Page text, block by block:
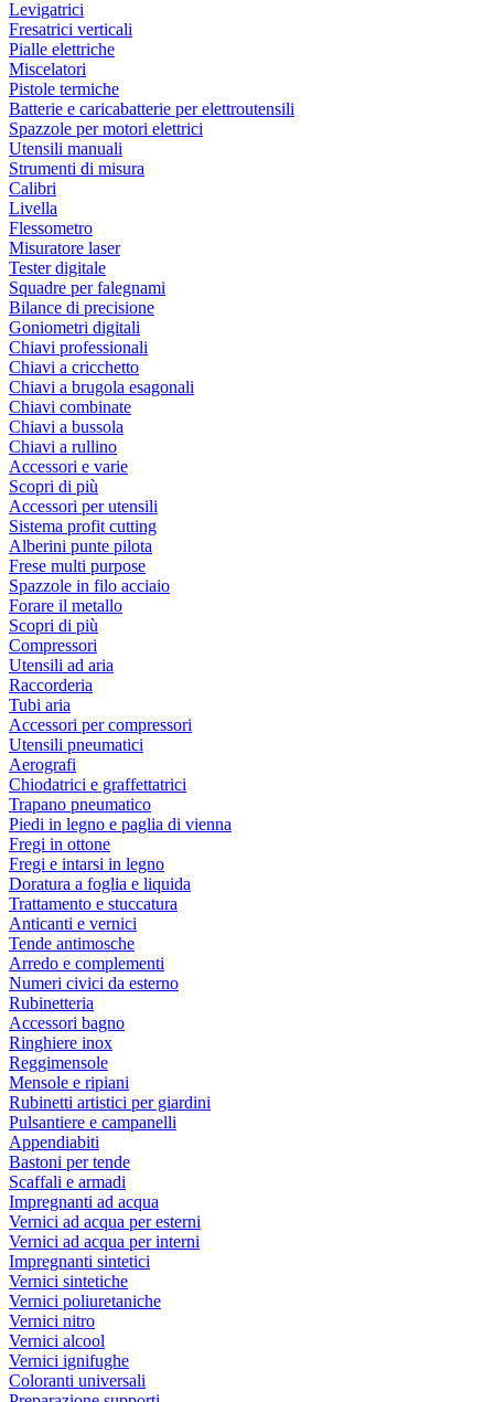
Levigatrici
Fresatrici verticali
Pialle elettriche
Miscelatori
Pistole termiche
Batterie e caricabatterie per elettroutensili
Spazzole per motori elettrici
Utensili manuali
Strumenti di misura
Calibri
Livella
Flessometro
Misuratore laser
Tester digitale
Squadre per falegnami
Bilance di precisione
Goniometri digitali
Chiavi professionali
Chiavi a cricchetto
Chiavi a brugola esagonali
Chiavi combinate
Chiavi a bussola
Chiavi a rullino
Accessori e varie
Scopri di più
Accessori per utensili
Sistema profit cutting
Alberini punte pilota
Frese multi purpose
Spazzole in filo acciaio
Forare il metallo
Scopri di più
Compressori
Utensili ad aria
Raccorderia
Tubi aria
Accessori per compressori
Utensili pneumatici
Aerografi
Chiodatrici e graffettatrici
Trapano pneumatico
Piedi in legno e paglia di vienna
Fregi in ottone
Fregi e intarsi in legno
Doratura a foglia e liquida
Trattamento e stuccatura
Anticanti e vernici
Tende antimosche
Arredo e complementi
Numeri civici da esterno
Rubinetteria
Accessori bagno
Ringhiere inox
Reggimensole
Mensole e ripiani
Rubinetti artistici per giardini
Pulsantiere e campanelli
Appendiabiti
Bastoni per tende
Scaffali e armadi
Impregnanti ad acqua
Vernici ad acqua per esterni
Vernici ad acqua per interni
Impregnanti sintetici
Vernici sintetiche
Vernici poliuretaniche
Vernici nitro
Vernici alcool
Vernici ignifughe
Coloranti universali